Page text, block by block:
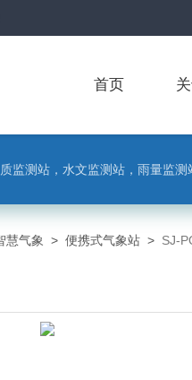
首页
监测站，水文监测站，雨量监
慧气象 > 便携式气象站 > SJ-